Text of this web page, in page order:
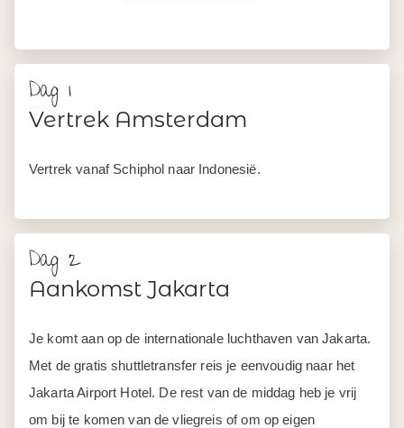
Dag 1
Vertrek Amsterdam
Vertrek vanaf Schiphol naar Indonesië.
Dag 2
Aankomst Jakarta
Je komt aan op de internationale luchthaven van Jakarta.
Met de gratis shuttletransfer reis je eenvoudig naar het
Jakarta Airport Hotel. De rest van de middag heb je vrij
om bij te komen van de vliegreis of om op eigen